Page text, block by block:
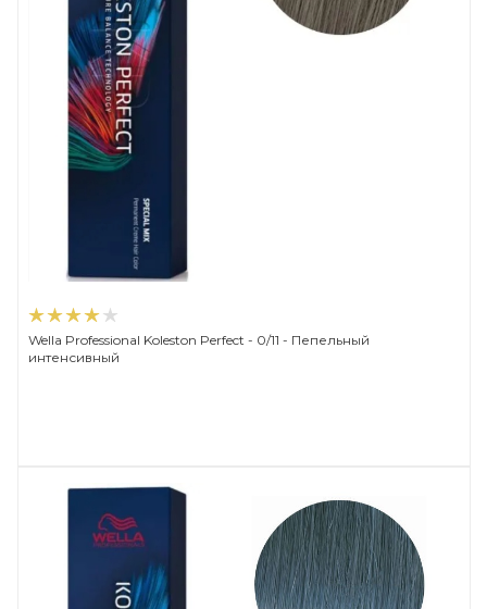
Wella Professional Koleston Perfect - 0/11 - Пепельный
интенсивный